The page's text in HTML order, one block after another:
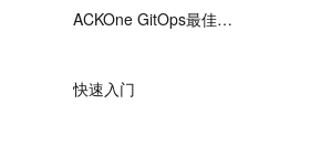
ACKOne GitOps最佳…
快速入门